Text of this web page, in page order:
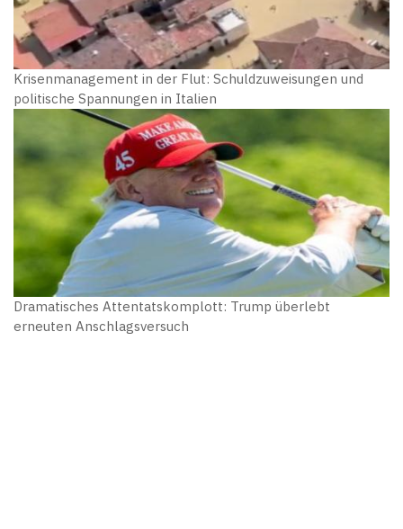
Krisenmanagement in der Flut: Schuldzuweisungen und
politische Spannungen in Italien
Dramatisches Attentatskomplott: Trump überlebt
erneuten Anschlagsversuch